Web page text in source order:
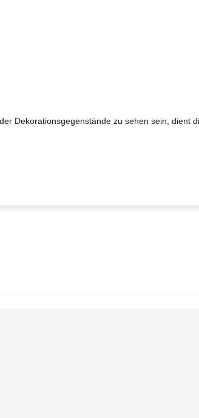
Dekorationsgegenstände zu sehen sein, dient